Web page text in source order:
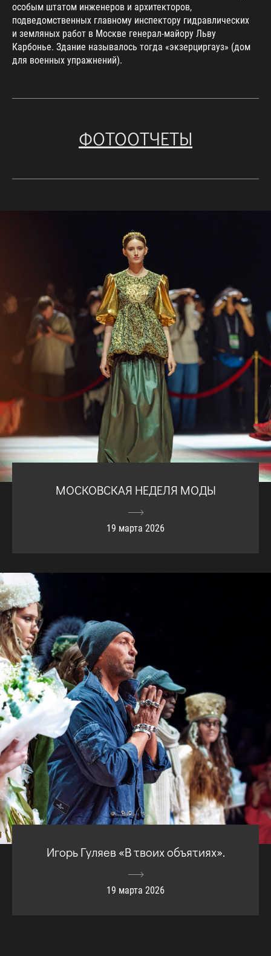
особым штатом инженеров и архитекторов,
подведомственных главному инспектору гидравлических
и земляных работ в Москве генерал-майору Льву
Карбонье. Здание называлось тогда «экзерциргауз» (дом
для военных упражнений).
ФОТООТЧЕТЫ
МОСКОВСКАЯ НЕДЕЛЯ МОДЫ
19 марта 2026
Игорь Гуляев «В твоих объятиях».
19 марта 2026